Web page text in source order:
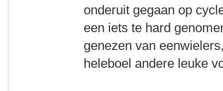
onderuit gegaan op
een iets te hard
genezen van
heleboel andere leuke